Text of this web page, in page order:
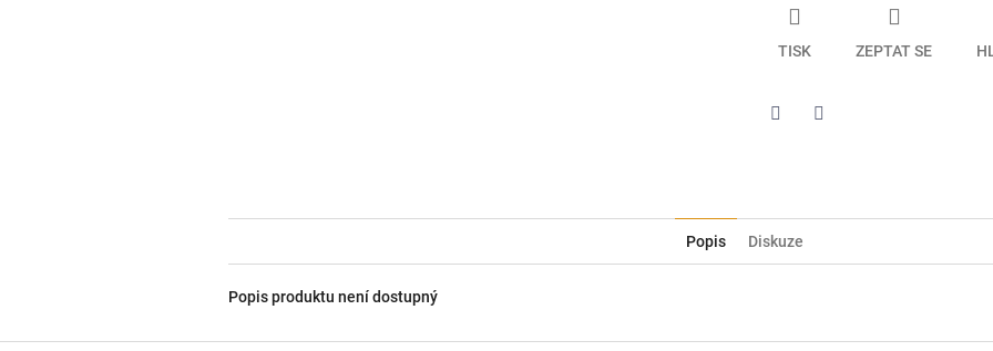
TISK ZEPTAT SE
Popis Diskuze
Popis produktu není dostupný